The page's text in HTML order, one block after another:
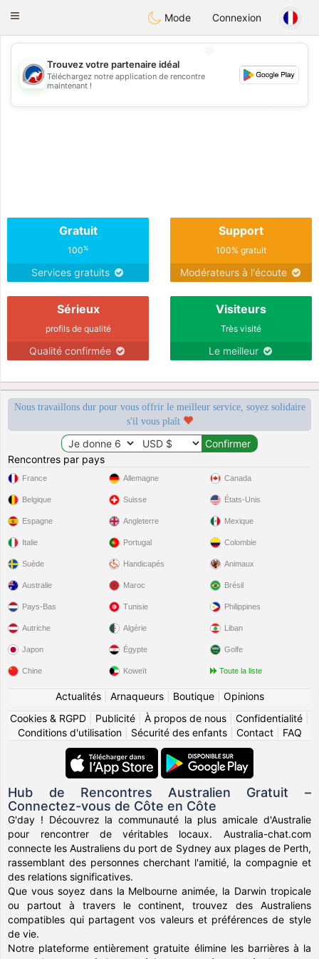
AustraliaChat
Toggle
Mode Connexion
💖
💕
Trouvez votre partenaire idéal
Téléchargez notre application de rencontre
maintenant !
Gratuit
100%
Services gratuits
Support
100% gratuit
Modérateurs à l'écoute
Sérieux
profils de qualité
Qualité confirmée
Visiteurs
Très visité
Le meilleur
Nous travaillons dur pour vous offrir le meilleur service, soyez solidaire
s'il vous plaît
Rencontres par pays
France
Belgique
Espagne
Italie
Suède
Allemagne
Suisse
Angleterre
Portugal
Handicapés
Canada
États-Unis
Mexique
Colombie
Animaux
Australie
Pays-Bas
Autriche
Japon
Chine
Maroc
Tunisie
Algérie
Égypte
Koweït
Brésil
Philippines
Liban
Golfe
Toute la liste
Actualités| Arnaqueurs| Boutique| Opinions
Cookies & RGPD
Publicité À propos de nous Confidentialité
Conditions d'utilisation| Sécurité des enfants| Contact| FAQ
Hub de Rencontres Australien Gratuit –
Connectez-vous de Côte en Côte
G'day ! Découvrez la communauté la plus amicale d'Australie
pour rencontrer de véritables locaux. Australia-chat.com
connecte les Australiens du port de Sydney aux plages de Perth,
rassemblant des personnes cherchant l'amitié, la compagnie et
des relations significatives.
Que vous soyez dans la Melbourne animée, la Darwin tropicale
ou partout à travers le continent, trouvez des Australiens
compatibles qui partagent vos valeurs et préférences de style
de vie.
Notre plateforme entièrement gratuite élimine les barrières à la